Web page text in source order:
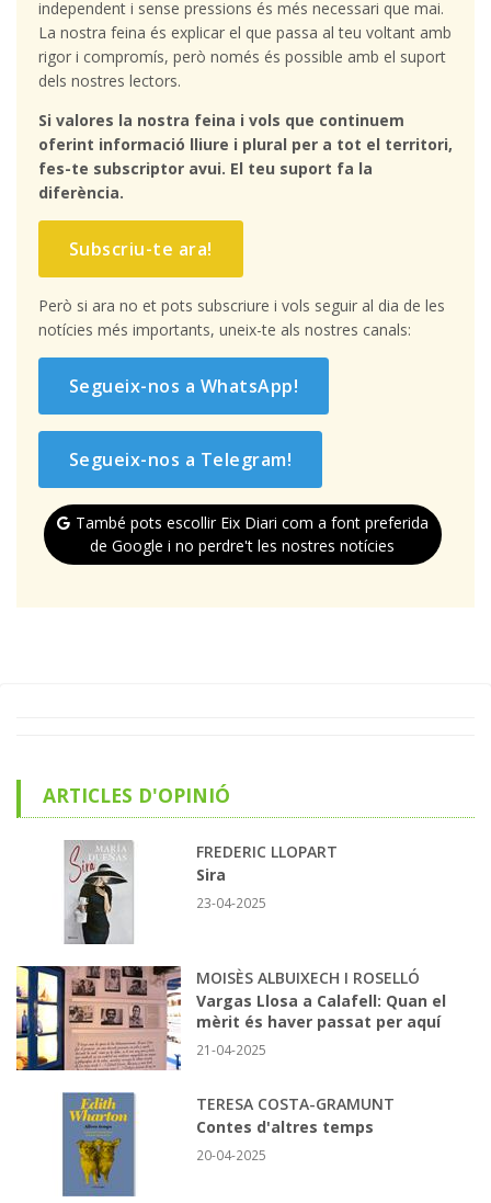
independent i sense pressions és més necessari que mai.
La nostra feina és explicar el que passa al teu voltant amb
rigor i compromís, però només és possible amb el suport
dels nostres lectors.
Si valores la nostra feina i vols que continuem
oferint informació lliure i plural per a tot el territori,
fes-te subscriptor avui. El teu suport fa la
diferència.
Subscriu-te ara!
Però si ara no et pots subscriure i vols seguir al dia de les
notícies més importants, uneix-te als nostres canals:
Segueix-nos a WhatsApp!
Segueix-nos a Telegram!
També pots escollir Eix Diari com a font preferida
de Google i no perdre't les nostres notícies
ARTICLES D'OPINIÓ
FREDERIC LLOPART
Sira
23-04-2025
MOISÈS ALBUIXECH I ROSELLÓ
Vargas Llosa a Calafell: Quan el
mèrit és haver passat per aquí
21-04-2025
TERESA COSTA-GRAMUNT
Contes d'altres temps
20-04-2025